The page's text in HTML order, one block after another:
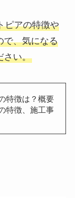
ピアの特徴や
で、気になる
さい。
特徴は？概要
特徴、施工事